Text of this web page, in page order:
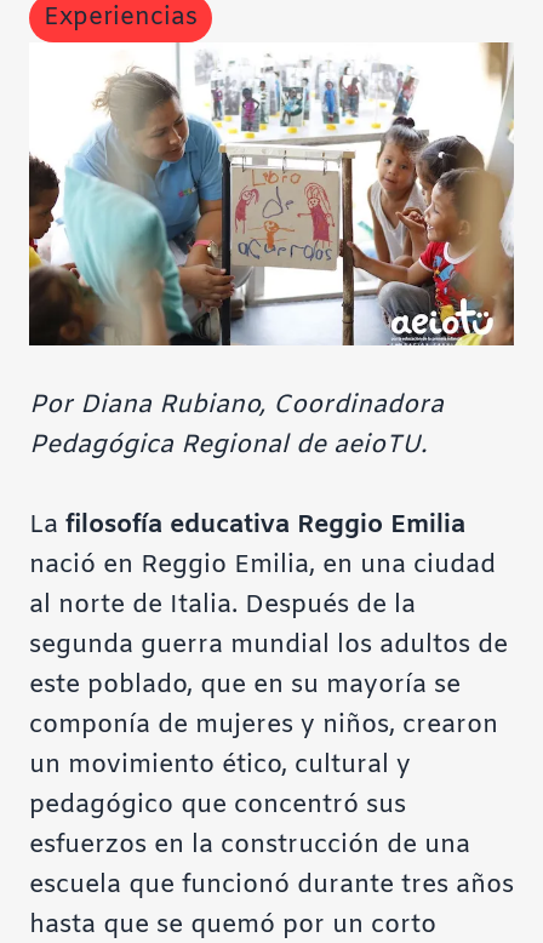
Experiencias
Por Diana Rubiano, Coordinadora
Pedagógica Regional de aeioTU.
La filosofía educativa Reggio Emilia
nació en Reggio Emilia, en una ciudad
al norte de Italia. Después de la
segunda guerra mundial los adultos de
este poblado, que en su mayoría se
componía de mujeres y niños, crearon
un movimiento ético, cultural y
pedagógico que concentró sus
esfuerzos en la construcción de una
escuela que funcionó durante tres años
hasta que se quemó por un corto